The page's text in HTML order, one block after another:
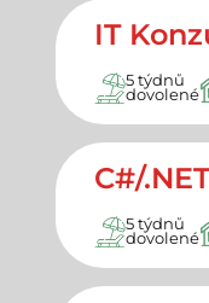
IT
5 týdnů
dovolené
C#/
5 týdnů
dovolené